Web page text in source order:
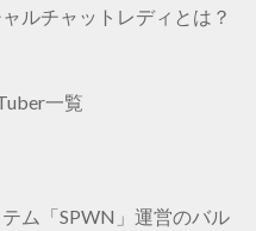
ルチャットレディとは？
一覧
ム「SPWN」運営のバル